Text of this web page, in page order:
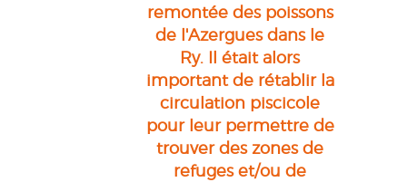
remontée des poissons
de l'Azergues dans le
Ry. Il était alors
important de rétablir la
circulation piscicole
pour leur permettre de
trouver des zones de
refuges et/ou de